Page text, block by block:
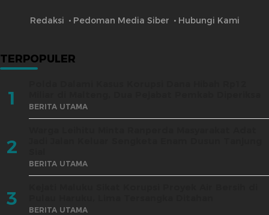
Redaksi Pedoman Media Siber Hubungi Kami
TERPOPULER
1 BERITA UTAMA
2
BERITA UTAMA
3 BERITA UTAMA